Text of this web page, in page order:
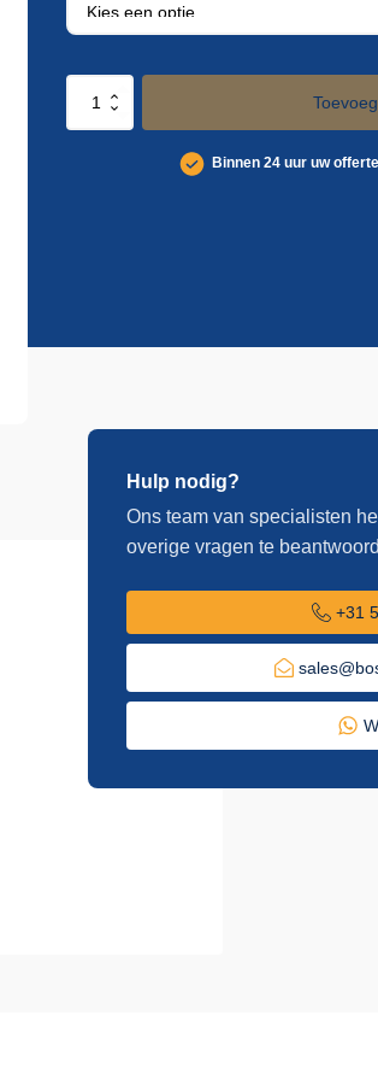
RVS
Binnen 24 uur uw
Hulp nodig?
Ons team van specialisten
overige vragen te
+31